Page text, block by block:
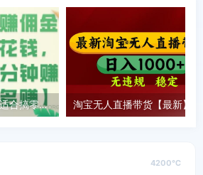
手机做任务赚佣金，适合搞零花钱，利用轻抖10分钟赚10元【多号多赚】
4200℃